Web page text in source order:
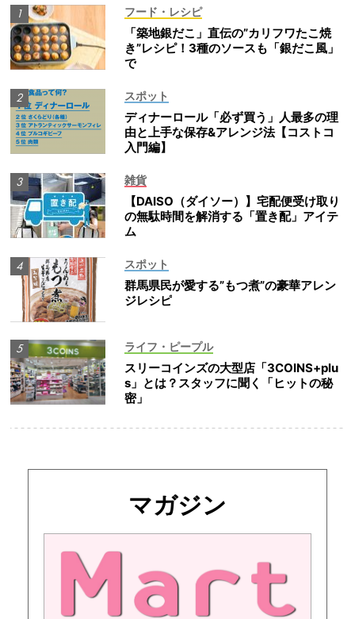
フード・レシピ
「築地銀だこ」直伝の”カリフワたこ焼
き”レシピ！3種のソースも「銀だこ風」
で
スポット
ディナーロール「必ず買う」人最多の理
由と上手な保存&アレンジ法【コストコ
入門編】
雑貨
【DAISO（ダイソー）】宅配便受け取り
の無駄時間を解消する「置き配」アイテ
ム
スポット
群馬県民が愛する”もつ煮”の豪華アレン
ジレシピ
ライフ・ピープル
スリーコインズの大型店「3COINS+plu
s」とは？スタッフに聞く「ヒットの秘
密」
マガジン